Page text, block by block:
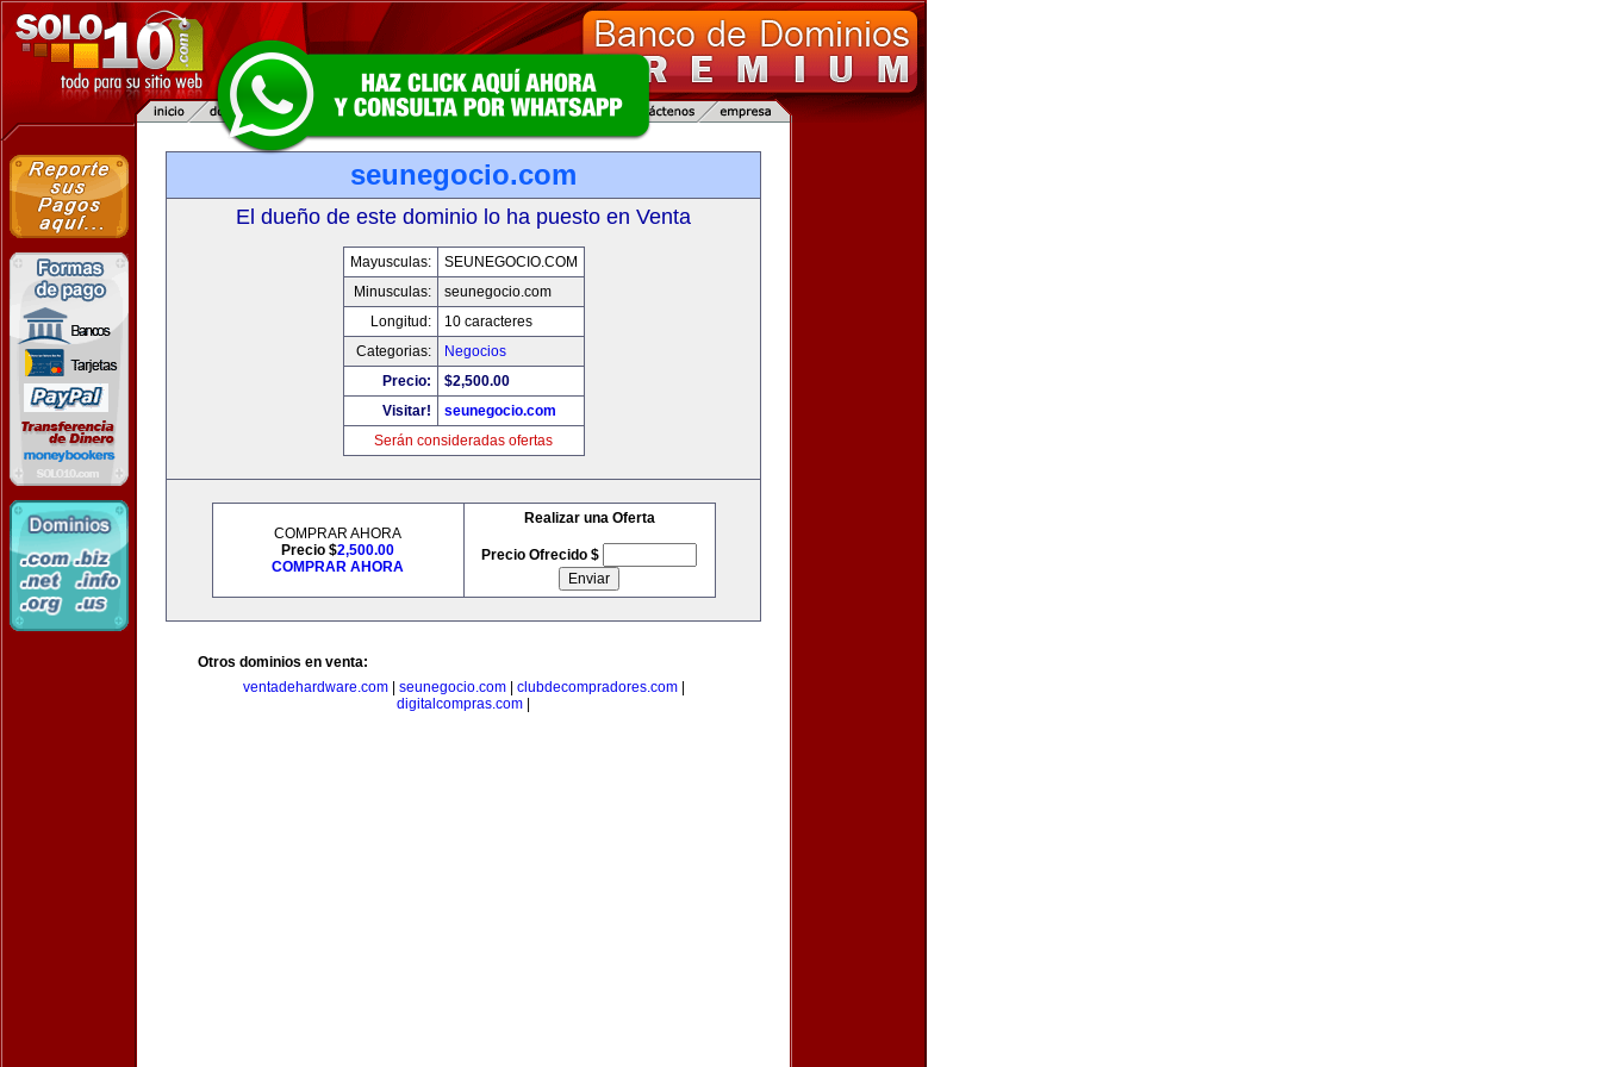
seunegocio.com
El dueño de este dominio lo ha puesto en Venta
Mayusculas:
SEUNEGOCIO.COM
Minusculas:
seunegocio.com
Longitud:
10 caracteres
Categorias:
Negocios
Precio:
$2,500.00
Visitar!
seunegocio.com
Serán consideradas ofertas
COMPRAR AHORA
Precio $2,500.00
COMPRAR AHORA
Realizar una Oferta
Precio Ofrecido $
Otros dominios en venta:
ventadehardware.com| seunegocio.com| clubdecompradores.com|
digitalcompras.com